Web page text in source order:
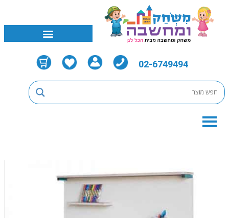
02-6749494